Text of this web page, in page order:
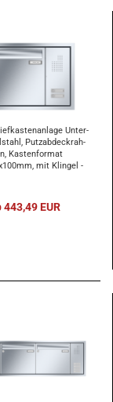
Un­ter­
Putz­ab­deck­rah­
Kas­ten­for­mat
mit Klin­gel -
443,49 EUR